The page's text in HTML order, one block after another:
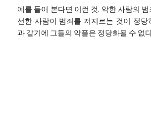
예를 들어 본다면 이런 것. 악한 사람의
선한 사람이 범죄를 저지르는 것이 정당
과 같기에 그들의 악플은 정당화될 수 없